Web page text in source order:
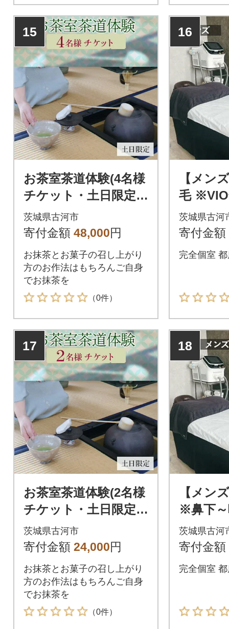
15
お茶室茶道体験(4名様
チケット・土日限定) |
お茶 茶道 日本茶 抹茶
体験 _FQ04
茨城県古河市
寄付金額 48,000円
お抹茶とお菓子の召し上がり
方のお作法はもちろんご自身
でお抹茶を
（0件）
16
【メン
毛 ※VIO
ンズ 脱
ステ サ
茨城県古河
寄付金額
完全個室
17
お茶室茶道体験(2名様
チケット・土日限定) |
お茶 茶道 日本茶 抹茶
体験 _FQ02
茨城県古河市
寄付金額 24,000円
お抹茶とお菓子の召し上がり
方のお作法はもちろんご自身
でお抹茶を
（0件）
18
【メン
※鼻下
ンズ 脱
サロン
茨城県古河
寄付金額
完全個室